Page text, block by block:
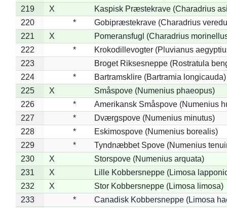
219
X
Kaspisk Præstekrave (Charadrius
220
*
Gobipræstekrave (Charadrius
221
X
Pomeransfugl (Charadrius
222
*
Krokodillevogter (Pluvianus
223
Broget Riksesneppe (Rostratula
224
*
Bartramsklire (Bartramia longicauda)
225
X
Småspove (Numenius phaeopus)
226
*
Amerikansk Småspove (Numenius
227
*
Dværgspove (Numenius minutus)
228
*
Eskimospove (Numenius borealis)
229
*
Tyndnæbbet Spove (Numenius
230
X
Storspove (Numenius arquata)
231
X
Lille Kobbersneppe (Limosa
232
X
Stor Kobbersneppe (Limosa limosa)
233
* Canadisk Kobbersneppe (Limosa